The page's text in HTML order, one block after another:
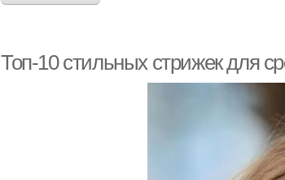
Топ-10 стильных стрижек для